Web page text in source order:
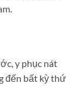
y phục nát
đến bất kỳ thứ